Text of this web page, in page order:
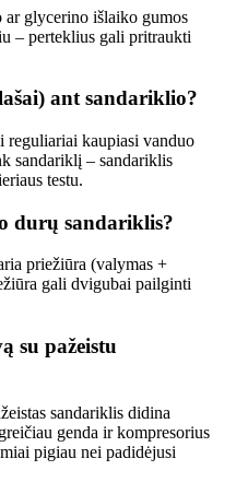
ar glycerino išlaiko gumos
– perteklius gali pritraukti
ant sandariklio?
reguliariai kaupiasi vanduo
sandariklį – sandariklis
testu.
durų sandariklis?
priežiūra (valymas +
gali dvigubai pailginti
su pažeistu
sandariklis didina
genda ir kompresorius
pigiau nei padidėjusi